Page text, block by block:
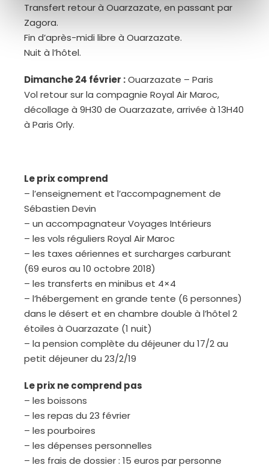
Transfert retour à Ouarzazate, en passant par
Zagora.
Fin d’après-midi libre à Ouarzazate.
Nuit à l’hôtel.
Dimanche 24 février :Ouarzazate – Paris
Vol retour sur la compagnie Royal Air Maroc,
décollage à 9H30 de Ouarzazate, arrivée à 13H40
à Paris Orly.
Le prix comprend
– l’enseignement et l’accompagnement de
Sébastien Devin
– un accompagnateur Voyages Intérieurs
– les vols réguliers Royal Air Maroc
– les taxes aériennes et surcharges carburant
(69 euros au 10 octobre 2018)
– les transferts en minibus et 4×4
– l’hébergement en grande tente (6 personnes)
dans le désert et en chambre double à l’hôtel 2
étoiles à Ouarzazate (1 nuit)
– la pension complète du déjeuner du 17/2 au
petit déjeuner du 23/2/19
Le prix ne comprend pas
– les boissons
– les repas du 23 février
– les pourboires
– les dépenses personnelles
– les frais de dossier : 15 euros par personne